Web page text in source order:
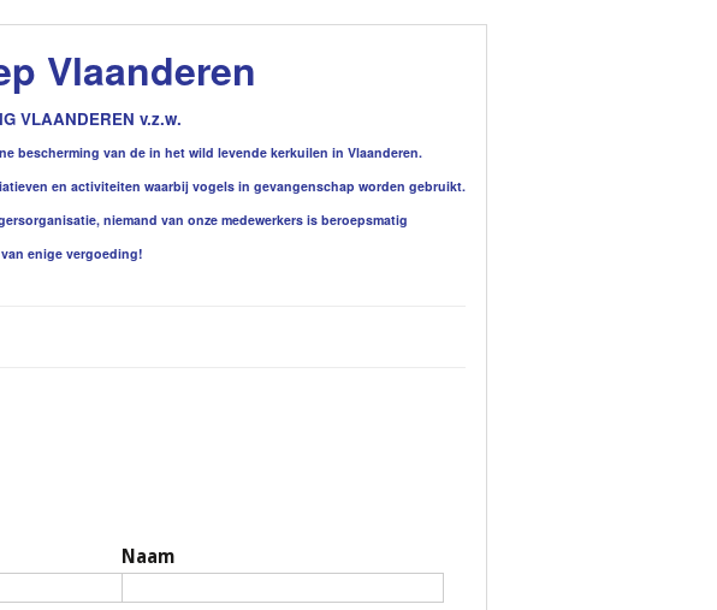
Vlaanderen
VLAANDEREN v.z.w.
bescherming van de in het wild levende kerkuilen in Vlaanderen.
en activiteiten waarbij vogels in gevangenschap worden gebruikt.
niemand van onze medewerkers is beroepsmatig
enige vergoeding!
Naam